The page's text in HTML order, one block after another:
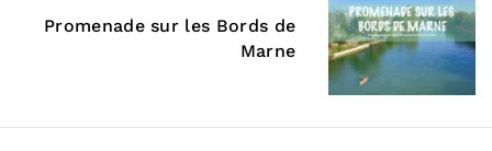
g
Promenade sur les Bords de
Marne